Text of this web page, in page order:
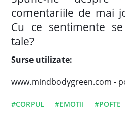
comentariile de mai
Cu ce sentimente
tale?
Surse utilizate:
www.mindbodygreen.com -
#CORPUL #EMOTII #POFTE